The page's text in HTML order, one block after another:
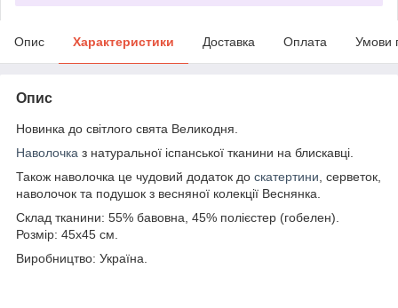
Опис Характеристики Доставка Оплата Умови
Опис
Новинка до світлого свята Великодня.
Наволочка з натуральної іспанської тканини на блискавці.
Також наволочка це чудовий додаток до скатертини , серветок,
наволочок та подушок з весняної колекції Веснянка.
Склад тканини: 55% бавовна, 45% полієстер (гобелен).
Розмір: 45х45 см.
Виробництво: Україна.